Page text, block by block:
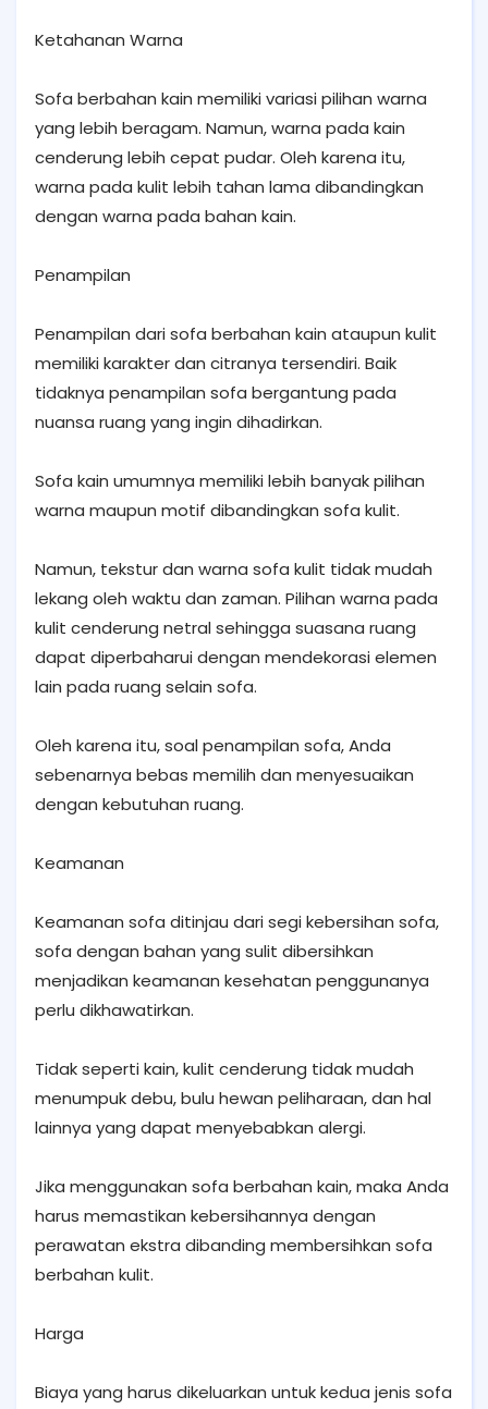
Ketahanan Warna
Sofa berbahan kain memiliki variasi pilihan warna
yang lebih beragam. Namun, warna pada kain
cenderung lebih cepat pudar. Oleh karena itu,
warna pada kulit lebih tahan lama dibandingkan
dengan warna pada bahan kain.
Penampilan
Penampilan dari sofa berbahan kain ataupun kulit
memiliki karakter dan citranya tersendiri. Baik
tidaknya penampilan sofa bergantung pada
nuansa ruang yang ingin dihadirkan.
Sofa kain umumnya memiliki lebih banyak pilihan
warna maupun motif dibandingkan sofa kulit.
Namun, tekstur dan warna sofa kulit tidak mudah
lekang oleh waktu dan zaman. Pilihan warna pada
kulit cenderung netral sehingga suasana ruang
dapat diperbaharui dengan mendekorasi elemen
lain pada ruang selain sofa.
Oleh karena itu, soal penampilan sofa, Anda
sebenarnya bebas memilih dan menyesuaikan
dengan kebutuhan ruang.
Keamanan
Keamanan sofa ditinjau dari segi kebersihan sofa,
sofa dengan bahan yang sulit dibersihkan
menjadikan keamanan kesehatan penggunanya
perlu dikhawatirkan.
Tidak seperti kain, kulit cenderung tidak mudah
menumpuk debu, bulu hewan peliharaan, dan hal
lainnya yang dapat menyebabkan alergi.
Jika menggunakan sofa berbahan kain, maka Anda
harus memastikan kebersihannya dengan
perawatan ekstra dibanding membersihkan sofa
berbahan kulit.
Harga
Biaya yang harus dikeluarkan untuk kedua jenis sofa